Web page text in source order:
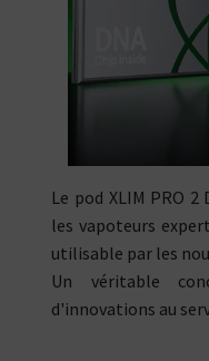
Le pod XLIM PRO
les vapoteurs
utilisable par les
Un véritable
d'innovations au